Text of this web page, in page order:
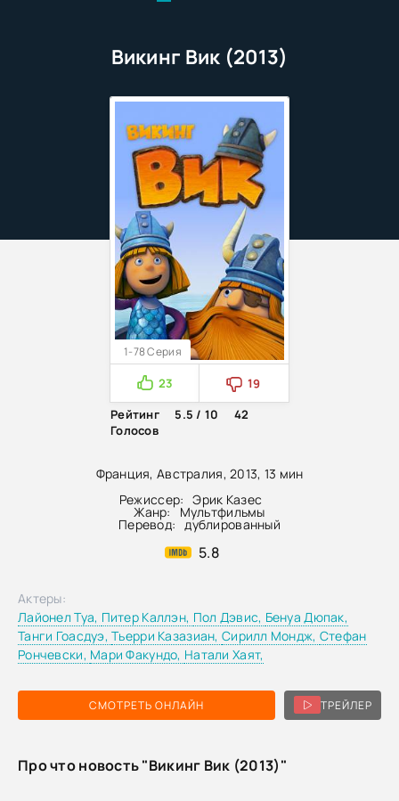
Викинг Вик (2013)
Франция, Австралия, 2013, 13 мин
Режиссер: Эрик Казес
Жанр: Мультфильмы
Перевод: дублированный
5.8
1-78 Серия
23
19
Рейтинг
5.5 / 10
42
Голосов
СМОТРЕТЬ ОНЛАЙН ТРЕЙЛЕР
Актеры:
Лайонел Туа, Питер Каллэн, Пол Дэвис, Бенуа Дюпак,
Танги Гоасдуэ,Тьерри Казазиан, Сирилл Мондж, Стефан
Рончевски, Мари Факундо, Натали Хаят,
Про что новость "Викинг Вик (2013)"